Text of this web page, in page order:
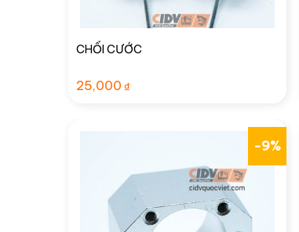
CHỔI CƯỚC
25,000 ₫
-9%